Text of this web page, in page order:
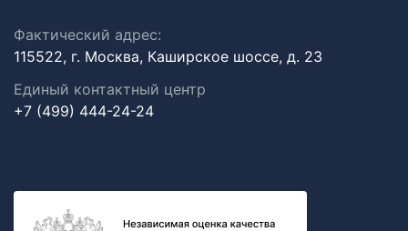
Фактический адрес:
115522, г. Москва, Каширское шоссе, д. 23
Единый контактный центр
+7 (499) 444-24-24